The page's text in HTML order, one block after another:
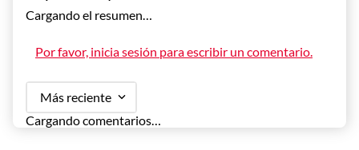
Cargando el resumen…
Por favor, inicia sesión para escribir un comentario.
Más reciente
Cargando comentarios…